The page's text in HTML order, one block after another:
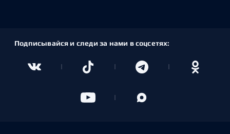
Подписывайся и следи за нами в соцсетях: